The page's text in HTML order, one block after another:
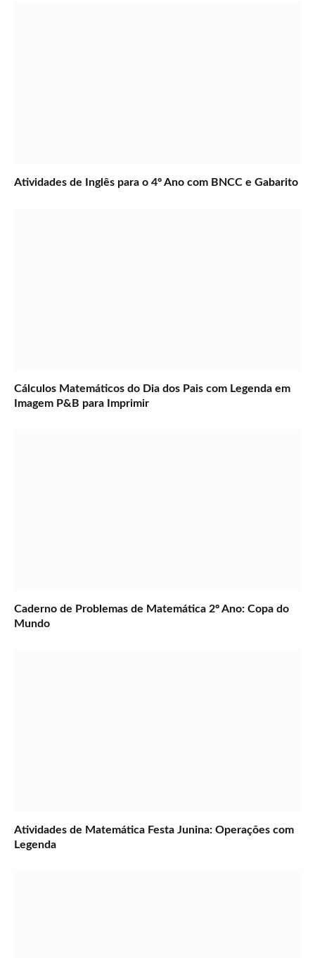
Atividades de Inglês para o 4º Ano com BNCC e Gabarito
Cálculos Matemáticos do Dia dos Pais com Legenda em
Imagem P&B para Imprimir
Caderno de Problemas de Matemática 2º Ano: Copa do
Mundo
Atividades de Matemática Festa Junina: Operações com
Legenda